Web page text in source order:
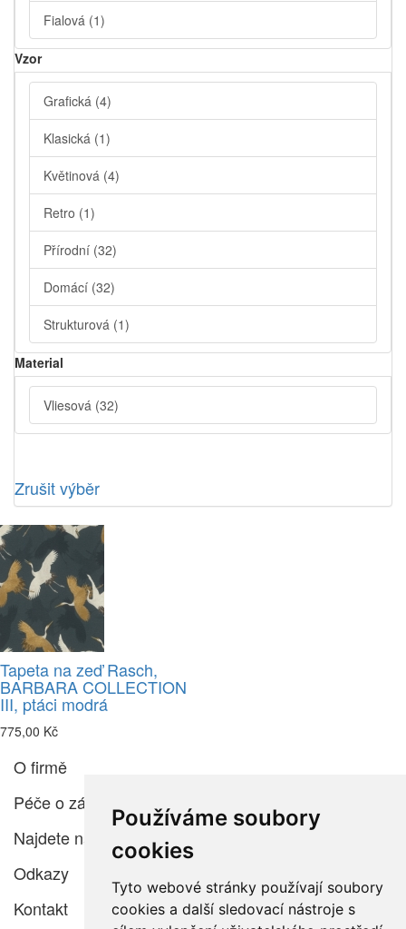
Používáme soubory
cookies
Tyto webové stránky používají soubory
cookies a další sledovací nástroje s
Fialová (1)
Vzor
Grafická (4)
Klasická (1)
Květinová (4)
Retro (1)
Přírodní (32)
Domácí (32)
Strukturová (1)
Material
Vliesová (32)
Zrušit výběr
Tapeta na zeď Rasch,
BARBARA COLLECTION
III, ptáci modrá
775,00 Kč
O firmě
Péče o zákazníka
Najdete nás
Odkazy
Kontakt